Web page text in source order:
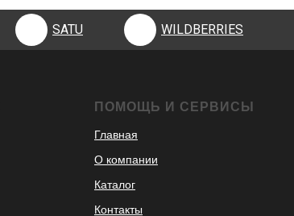
SATU WILDBERRIES
ПОМОЩЬ И СЕРВИСЫ
Главная
О компании
Каталог
Контакты